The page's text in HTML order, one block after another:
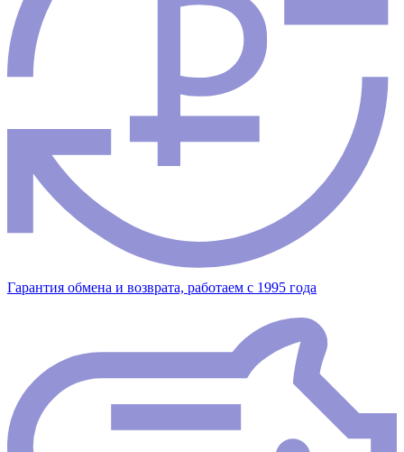
Гарантия обмена и возврата, работаем с 1995 года